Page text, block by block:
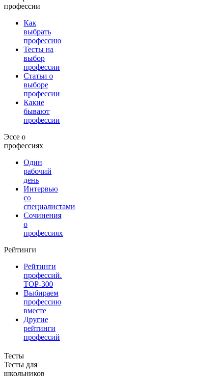
профессии
Как
выбрать
профессию
Тесты на
выбор
профессии
Статьи о
выборе
профессии
Какие
бывают
профессии
Эссе о
профессиях
Один
рабочий
день
Интервью
со
специалистами
Сочинения
о
профессиях
Рейтинги
Рейтинги
профессий.
TOP-300
Выбираем
профессию
вместе
Другие
рейтинги
профессий
Тесты
Тесты для
школьников